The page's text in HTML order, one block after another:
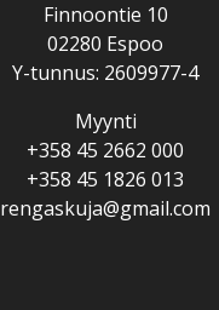
Finnoontie 10
02280 Espoo
Y-tunnus: 2609977-4
Myynti
+358 45 2662 000
+358 45 1826 013
rengaskuja@gmail.com